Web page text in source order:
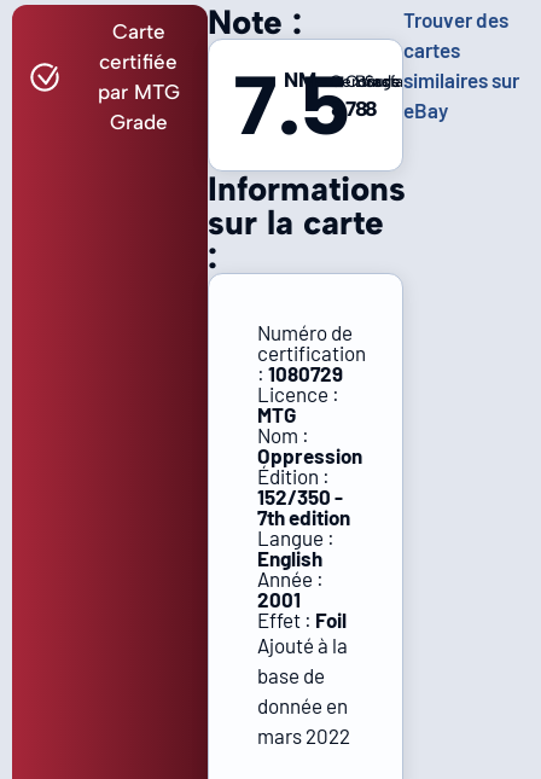
Carte
certifiée
par MTG
Grade
Informations
sur la carte
:
Numéro de
certification
: 1080729
Licence :
MTG
Nom :
Oppression
Édition :
152/350 -
7th edition
Langue :
English
Année :
2001
Effet : Foil
Ajouté à la
base de
donnée en
mars 2022
Note :
7.5
NM-Centrage
8
Coins
7
Bords
8
Surface
8
Trouver des
cartes
similaires sur
eBay